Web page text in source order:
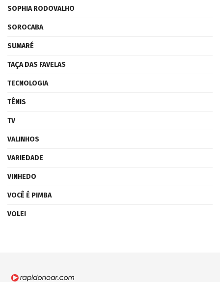
SOPHIA RODOVALHO
SOROCABA
SUMARÉ
TAÇA DAS FAVELAS
TECNOLOGIA
TÊNIS
TV
VALINHOS
VARIEDADE
VINHEDO
VOCÊ É PIMBA
VOLEI